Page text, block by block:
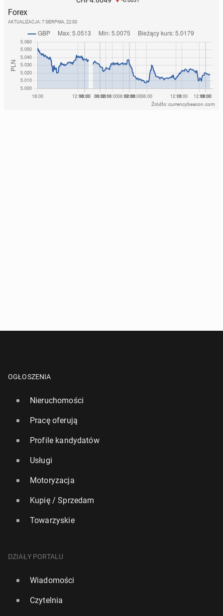
Forex
AKTUALIZACJA: 7 SIERPNIA, 22:00
Źródło: currencybeacon.com
OGŁOSZENIA
Nieruchomości
Pracę oferują
Profile kandydatów
Usługi
Motoryzacja
Kupię / Sprzedam
Towarzyskie
DZIAŁY PORTALU
Wiadomości
Czytelnia